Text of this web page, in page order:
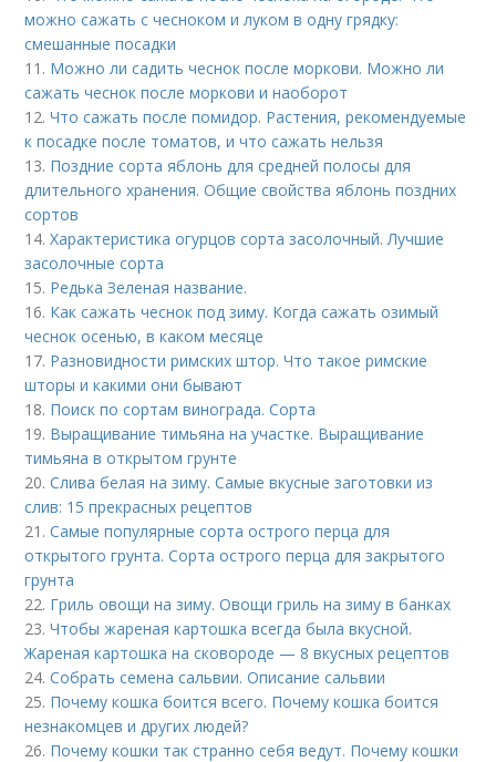
можно сажать с чесноком и луком в одну грядку:
смешанные посадки
11. Можно ли садить чеснок после моркови. Можно ли
сажать чеснок после моркови и наоборот
12.Что сажать после помидор. Растения, рекомендуемые
к посадке после томатов, и что сажать нельзя
13. Поздние сорта яблонь для средней полосы для
длительного хранения. Общие свойства яблонь поздних
сортов
14.Характеристика огурцов сорта засолочный. Лучшие
засолочные сорта
15. Редька Зеленая название.
16. Как сажать чеснок под зиму. Когда сажать озимый
чеснок осенью, в каком месяце
17. Разновидности римских штор. Что такое римские
шторы и какими они бывают
18. Поиск по сортам винограда. Сорта
19. Выращивание тимьяна на участке. Выращивание
тимьяна в открытом грунте
20.Слива белая на зиму. Самые вкусные заготовки из
слив: 15 прекрасных рецептов
21.Самые популярные сорта острого перца для
открытого грунта. Сорта острого перца для закрытого
грунта
22. Гриль овощи на зиму. Овощи гриль на зиму в банках
23.Чтобы жареная картошка всегда была вкусной.
Жареная картошка на сковороде — 8 вкусных рецептов
24.Собрать семена сальвии. Описание сальвии
25. Почему кошка боится всего. Почему кошка боится
незнакомцев и других людей?
26. Почему кошки так странно себя ведут. Почему кошки